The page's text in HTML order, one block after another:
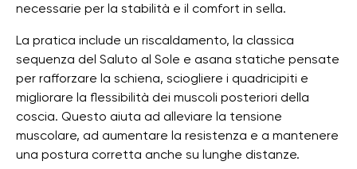
necessarie per la stabilità e il comfort in sella.
La pratica include un riscaldamento, la classica
sequenza del Saluto al Sole e asana statiche pensate
per rafforzare la schiena, sciogliere i quadricipiti e
migliorare la flessibilità dei muscoli posteriori della
coscia. Questo aiuta ad alleviare la tensione
muscolare, ad aumentare la resistenza e a mantenere
una postura corretta anche su lunghe distanze.